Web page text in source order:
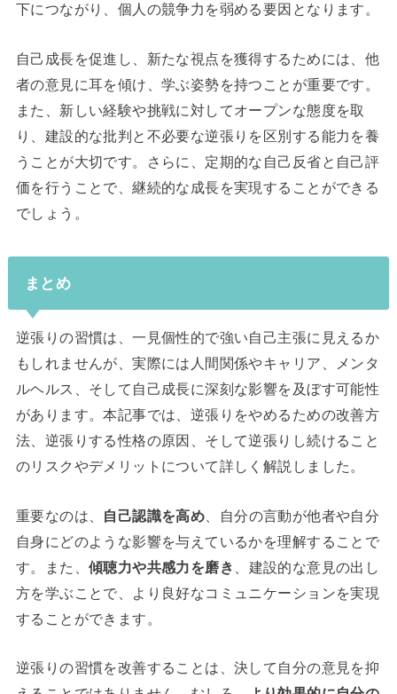
下につながり、個人の競争力を弱める要因となります。
自己成長を促進し、新たな視点を獲得するためには、他
者の意見に耳を傾け、学ぶ姿勢を持つことが重要です。
また、新しい経験や挑戦に対してオープンな態度を取
り、建設的な批判と不必要な逆張りを区別する能力を養
うことが大切です。さらに、定期的な自己反省と自己評
価を行うことで、継続的な成長を実現することができる
でしょう。
まとめ
逆張りの習慣は、一見個性的で強い自己主張に見えるか
もしれませんが、実際には人間関係やキャリア、メンタ
ルヘルス、そして自己成長に深刻な影響を及ぼす可能性
があります。本記事では、逆張りをやめるための改善方
法、逆張りする性格の原因、そして逆張りし続けること
のリスクやデメリットについて詳しく解説しました。
重要なのは、 自己認識を高め 、自分の言動が他者や自分
自身にどのような影響を与えているかを理解することで
す。また、 傾聴力や共感力を磨き
、建設的な意見の出し
方を学ぶことで、より良好なコミュニケーションを実現
することができます。
逆張りの習慣を改善することは、決して自分の意見を抑